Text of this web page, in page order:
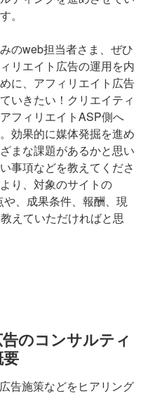
。
のweb担当者さま、ぜひ
リエイト広告の運用を内
に、アフィリエイト広告
いきたい！クリエイティ
フィリエイトASP側へ
効果的に媒体発掘を進め
まな課題があるかと思い
事項などを教えてくださ
り、対象のサイトの
、成果条件、報酬、現
えていただければと思
のコンサルティ
告施策などをヒアリング